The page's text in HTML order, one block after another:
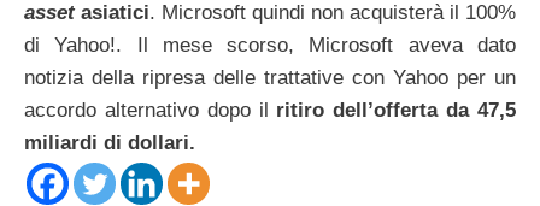
assetasiatici. Microsoft quindi non acquisterà il 100%
di Yahoo!. Il mese scorso, Microsoft aveva dato
notizia della ripresa delle trattative con Yahoo per un
accordo alternativo dopo il ritiro dell’offerta da 47,5
miliardi di dollari.